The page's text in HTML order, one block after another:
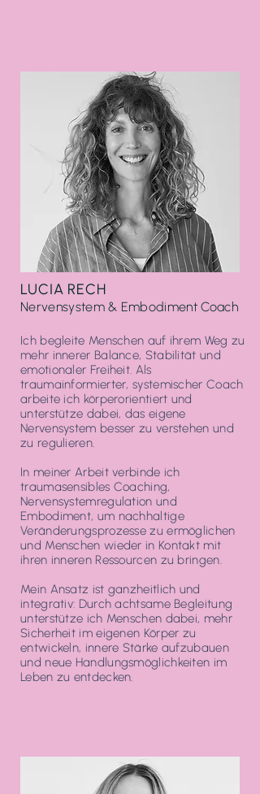
LUCIA RECH
Nervensystem & Embodiment Coach
Ich begleite Menschen auf ihrem Weg zu
mehr innerer Balance, Stabilität und
emotionaler Freiheit. Als
traumainformierter, systemischer Coach
arbeite ich körperorientiert und
unterstütze dabei, das eigene
Nervensystem besser zu verstehen und
zu regulieren.
In meiner Arbeit verbinde ich
traumasensibles Coaching,
Nervensystemregulation und
Embodiment, um nachhaltige
Veränderungsprozesse zu ermöglichen
und Menschen wieder in Kontakt mit
ihren inneren Ressourcen zu bringen.
Mein Ansatz ist ganzheitlich und
integrativ: Durch achtsame Begleitung
unterstütze ich Menschen dabei, mehr
Sicherheit im eigenen Körper zu
entwickeln, innere Stärke aufzubauen
und neue Handlungsmöglichkeiten im
Leben zu entdecken.